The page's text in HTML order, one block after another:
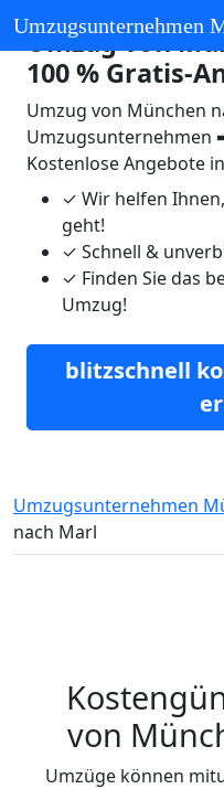
Umzugsunternehmen
Umzug von
100 % Gratis-
Umzug von München
Umzugsunternehmen
Kostenlose Angebote
✓ Wir helfen
geht!
✓ Schnell &
✓ Finden Sie das
Umzug!
blitzschnell
Umzugsunternehmen
nach Marl
von
Umzüge können